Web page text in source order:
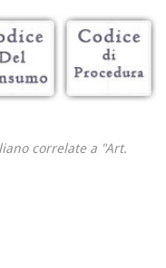
correlate a "Art.